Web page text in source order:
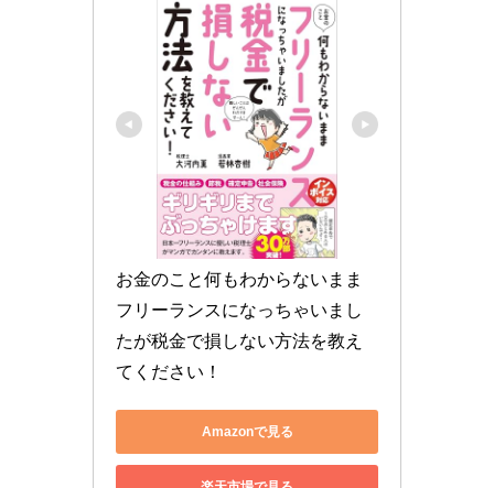
お金のこと何もわからないまま
フリーランスになっちゃいまし
たが税金で損しない方法を教え
てください！
Amazonで見る